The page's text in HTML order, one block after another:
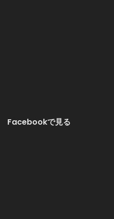
Facebookで見る